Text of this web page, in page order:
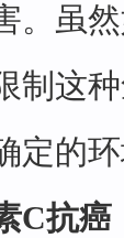
。虽
制这
定的环
C抗癌